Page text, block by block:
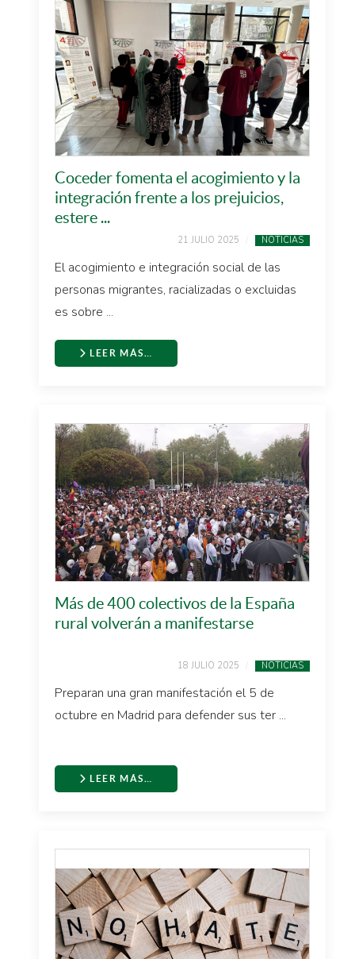
Coceder fomenta el acogimiento y la
integración frente a los prejuicios,
estere ...
21 JULIO 2025 NOTICIAS
El acogimiento e integración social de las
personas migrantes, racializadas o excluidas
es sobre ...
LEER MÁS…
Más de 400 colectivos de la España
rural volverán a manifestarse
18 JULIO 2025 NOTICIAS
Preparan una gran manifestación el 5 de
octubre en Madrid para defender sus ter ...
LEER MÁS…